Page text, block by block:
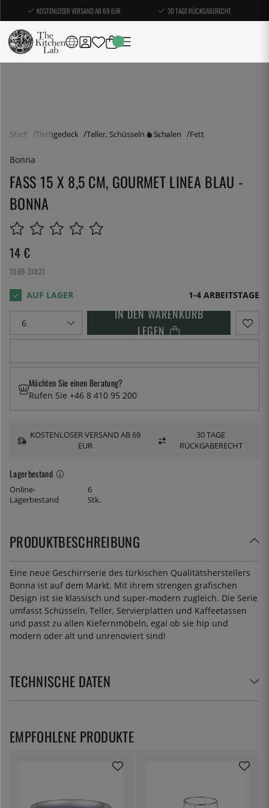
KOSTENLOSER VERSAND AB 69 EUR 30 TAGE RÜCKGABERECHT
Start Tischgedeck Teller, Schüsseln & Schalen Fett
Bonna
FASS 15 X 8,5 CM, GOURMET LINEA BLAU -
BONNA
14 €
1069-31821
1-4 ARBEITSTAGE
IN DEN WARENKORB
LEGEN
Lagerbestand
Online-
Lagerbestand
6
Stk.
Möchten Sie einen Beratung?
Rufen Sie +46 8 410 95 200
KOSTENLOSER VERSAND AB 69
EUR
30 TAGE
RÜCKGABERECHT
PRODUKTBESCHREIBUNG
Eine neue Geschirrserie des türkischen Qualitätsherstellers
Bonna ist auf dem Markt. Mit ihrem strengen grafischen
Design ist sie klassisch und super-modern zugleich. Die Serie
umfasst Schüsseln, Teller, Servierplatten und Kaffeetassen
und passt zu allen Kiefernmöbeln, egal ob sie hip und
modern oder alt und unrenoviert sind!
TECHNISCHE DATEN
EMPFOHLENE PRODUKTE